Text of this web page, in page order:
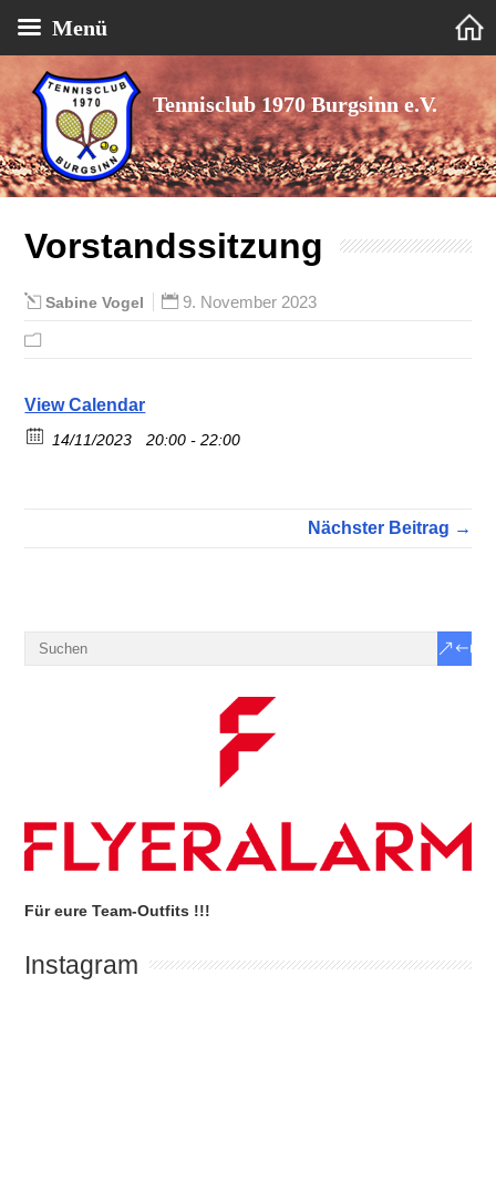
Tennisclub 1970 Burgsinn e.V.
Vorstandssitzung
Sabine Vogel 9. November 2023
View Calendar
14/11/2023 20:00 - 22:00
Nächster Beitrag →
Für eure Team-Outfits !!!
Instagram
Menü